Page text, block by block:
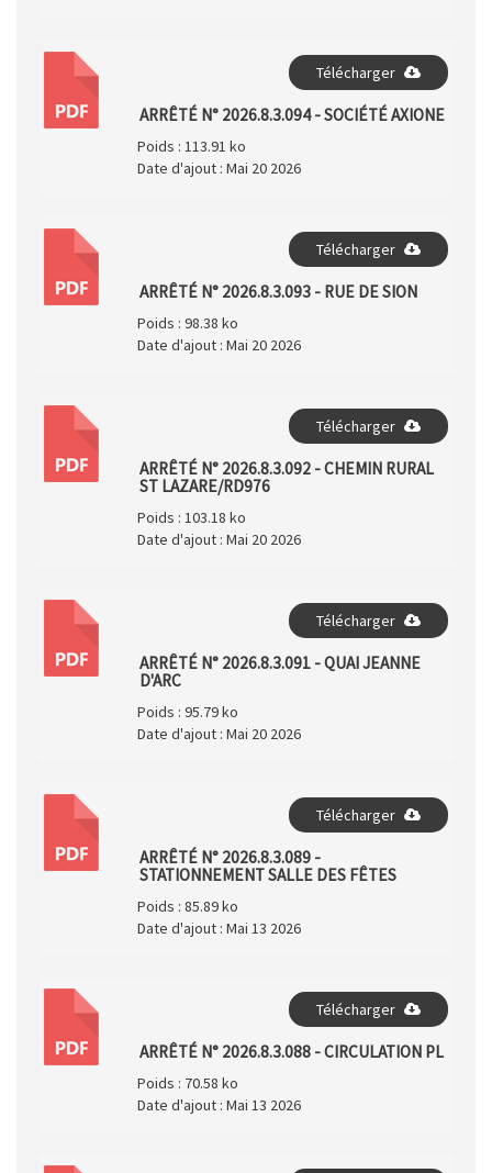
PDF
Télécharger
ARRÊTÉ N° 2026.8.3.094 - SOCIÉTÉ AXIONE
Poids : 113.91 ko
Date d'ajout : Mai 20 2026
PDF
Télécharger
ARRÊTÉ N° 2026.8.3.093 - RUE DE SION
Poids : 98.38 ko
Date d'ajout : Mai 20 2026
PDF
Télécharger
ARRÊTÉ N° 2026.8.3.092 - CHEMIN RURAL
ST LAZARE/RD976
Poids : 103.18 ko
Date d'ajout : Mai 20 2026
PDF
Télécharger
ARRÊTÉ N° 2026.8.3.091 - QUAI JEANNE
D'ARC
Poids : 95.79 ko
Date d'ajout : Mai 20 2026
PDF
Télécharger
ARRÊTÉ N° 2026.8.3.089 -
STATIONNEMENT SALLE DES FÊTES
Poids : 85.89 ko
Date d'ajout : Mai 13 2026
PDF
Télécharger
ARRÊTÉ N° 2026.8.3.088 - CIRCULATION PL
Poids : 70.58 ko
Date d'ajout : Mai 13 2026